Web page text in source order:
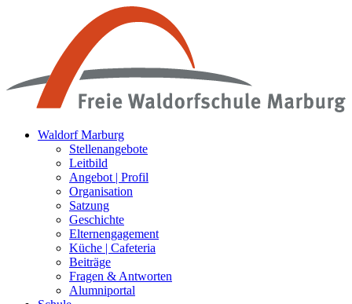
Waldorf Marburg
Stellenangebote
Leitbild
Angebot | Profil
Organisation
Satzung
Geschichte
Elternengagement
Küche | Cafeteria
Beiträge
Fragen & Antworten
Alumniportal